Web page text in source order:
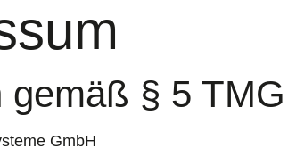
gemäß § 5 TMG
GmbH